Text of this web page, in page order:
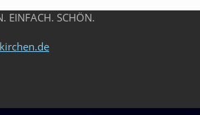
EINFACH. SCHÖN.